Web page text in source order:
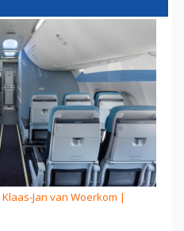
Klaas-Jan van Woerkom |